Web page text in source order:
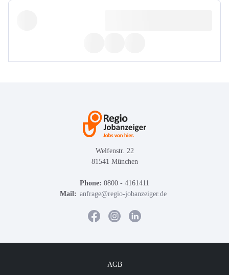
Welfenstr. 22
81541 München
Phone: 0800 - 4161411
Mail: anfrage@regio-jobanzeiger.de
AGB